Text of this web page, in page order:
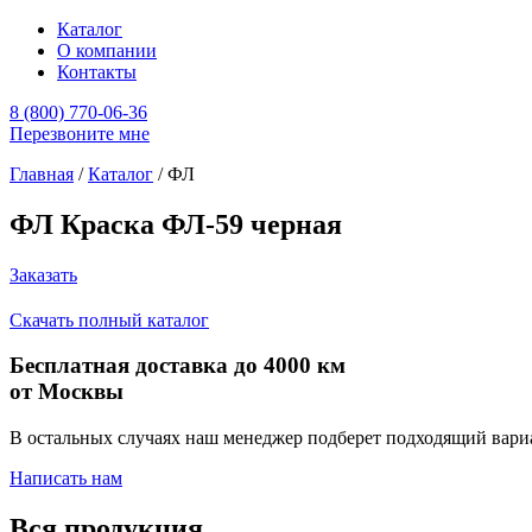
Каталог
О компании
Контакты
8 (800) 770-06-36
Перезвоните мне
Главная /Каталог /ФЛ
ФЛ Краска ФЛ-59 черная
Заказать
Скачать полный каталог
Бесплатная доставка до 4000 км
от Москвы
В остальных случаях наш менеджер подберет подходящий
Написать нам